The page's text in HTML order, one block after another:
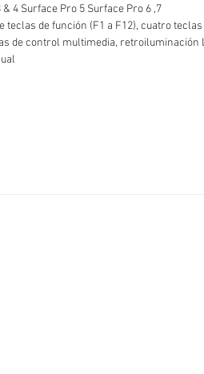
4 Surface Pro 5 Surface Pro 6 ,7
teclas de función (F1 a F12), cuatro teclas
de control multimedia, retroiluminación